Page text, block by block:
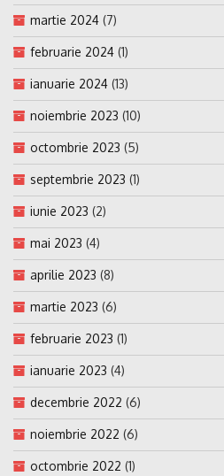
martie 2024 (7)
februarie 2024 (1)
ianuarie 2024 (13)
noiembrie 2023 (10)
octombrie 2023 (5)
septembrie 2023 (1)
iunie 2023 (2)
mai 2023 (4)
aprilie 2023 (8)
martie 2023 (6)
februarie 2023 (1)
ianuarie 2023 (4)
decembrie 2022 (6)
noiembrie 2022 (6)
octombrie 2022 (1)